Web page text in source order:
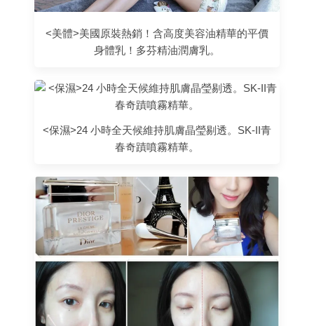
<美體>美國原裝熱銷！含高度美容油精華的平價
身體乳！多芬精油潤膚乳。
<保濕>24 小時全天候維持肌膚晶瑩剔透。SK-II青
春奇蹟噴霧精華。